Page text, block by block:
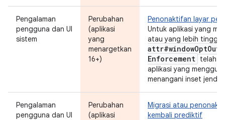
Pengalaman
pengguna dan UI
sistem
Perubahan
(aplikasi
yang
menargetkan
16+)
Penonaktifan layar
Untuk aplikasi yang
atau yang lebih
attr#windowOptOut
Enforcement telah
aplikasi yang
menangani inset
Pengalaman
pengguna dan UI
Perubahan
(aplikasi
Migrasi atau
kembali prediktif